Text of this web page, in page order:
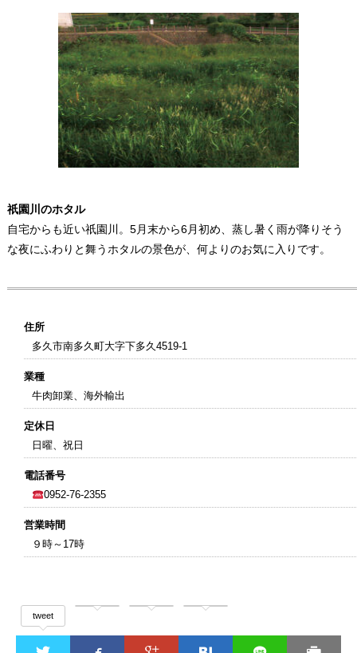
祇園川のホタル
自宅からも近い祇園川。5月末から6月初め、蒸し暑く雨が降りそう
な夜にふわりと舞うホタルの景色が、何よりのお気に入りです。
住所
多久市南多久町大字下多久4519-1
業種
牛肉卸業、海外輸出
定休日
日曜、祝日
電話番号
0952-76-2355
営業時間
９時～17時
tweet